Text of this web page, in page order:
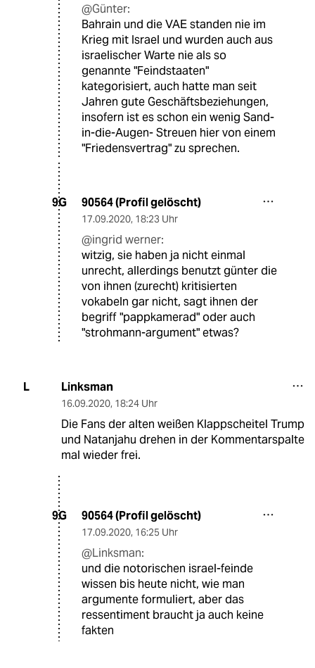
@Günter:
Bahrain und die VAE standen nie im
Krieg mit Israel und wurden auch aus
israelischer Warte nie als so
genannte "Feindstaaten"
kategorisiert, auch hatte man seit
Jahren gute Geschäftsbeziehungen,
insofern ist es schon ein wenig Sand-
in-die-Augen- Streuen hier von einem
"Friedensvertrag" zu sprechen.
9G 90564 (Profil gelöscht)
17.09.2020, 18:23 Uhr
@ingrid werner:
witzig, sie haben ja nicht einmal
unrecht, allerdings benutzt günter die
von ihnen (zurecht) kritisierten
vokabeln gar nicht, sagt ihnen der
begriff "pappkamerad" oder auch
"strohmann-argument" etwas?
L Linksman
16.09.2020, 18:24 Uhr
Die Fans der alten weißen Klappscheitel Trump
und Natanjahu drehen in der Kommentarspalte
mal wieder frei.
9G 90564 (Profil gelöscht)
17.09.2020, 16:25 Uhr
@Linksman:
und die notorischen israel-feinde
wissen bis heute nicht, wie man
argumente formuliert, aber das
ressentiment braucht ja auch keine
fakten